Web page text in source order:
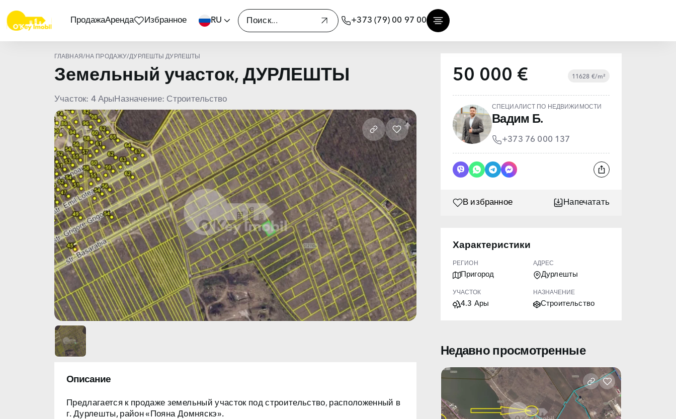
ПродажаАренда Избранное RU +373 (79) 00 97 00
ГЛАВНАЯ/ НА ПРОДАЖУ/ДУРЛЕШТЫ ДУРЛЕШТЫ
Земельный участок, ДУРЛЕШТЫ
Участок: 4 Ары Назначение: Строительство
Описание
Предлагается к продаже земельный участок под строительство, расположенный в
г. Дурлешты, район «Пояна Домняскэ».
50 000 € 11628 €/m²
СПЕЦИАЛИСТ ПО НЕДВИЖИМОСТИ
Вадим Б.
+373 76 000 137
В избранное Напечатать
Характеристики
РЕГИОН
Пригород
АДРЕС
Дурлешты
УЧАСТОК
4.3 Ары
НАЗНАЧЕНИЕ
Строительство
Недавно просмотренные